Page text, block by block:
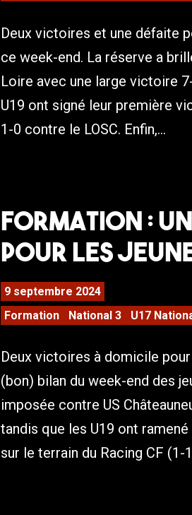
Deux victoires et une défaite
ce week-end. La réserve a
Loire avec une large victoire
U19 ont signé leur première
1-0 contre le LOSC. Enfin,...
Formation :
pour les
9 septembre 2024
Formation
National 3 U17
Deux victoires à domicile pour
(bon) bilan du week-end des
imposée contre US
tandis que les U19 ont
sur le terrain du Racing CF (1-